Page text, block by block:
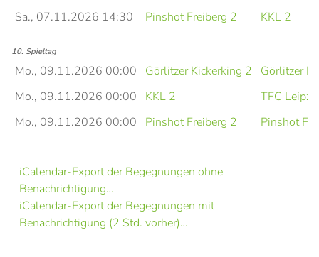
Sa., 07.11.2026 14:30
Pinshot Freiberg 2 KKL 2
10. Spieltag
Mo., 09.11.2026 00:00 Görlitzer Kickerking 2
Görlitzer
Mo., 09.11.2026 00:00
KKL 2
TFC
Mo., 09.11.2026 00:00
Pinshot Freiberg 2 Pinshot
iCalendar-Export der Begegnungen ohne
Benachrichtigung…
iCalendar-Export der Begegnungen mit
Benachrichtigung (2 Std. vorher)…